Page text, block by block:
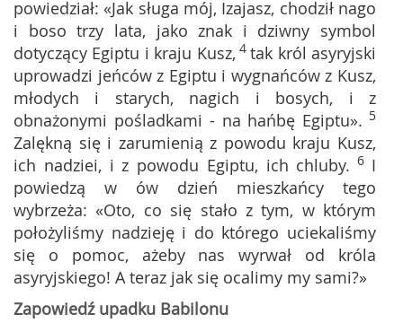
powiedział: «Jak sługa mój, Izajasz, chodził nago
i boso trzy lata, jako znak i dziwny symbol
dotyczący Egiptu i kraju Kusz, 4tak król asyryjski
uprowadzi jeńców z Egiptu i wygnańców z Kusz,
młodych i starych, nagich i bosych, i z
obnażonymi pośladkami - na hańbę Egiptu». 5
Zalękną się i zarumienią z powodu kraju Kusz,
ich nadziei, i z powodu Egiptu, ich chluby. 6 I
powiedzą w ów dzień mieszkańcy tego
wybrzeża: «Oto, co się stało z tym, w którym
położyliśmy nadzieję i do którego uciekaliśmy
się o pomoc, ażeby nas wyrwał od króla
asyryjskiego! A teraz jak się ocalimy my sami?»
Zapowiedź upadku Babilonu